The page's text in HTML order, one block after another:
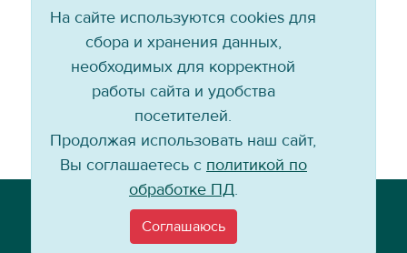
Email:info@baikal-energy.ru
На сайте используются cookies для
сбора и хранения данных,
необходимых для корректной
работы сайта и удобства
посетителей.
Продолжая использовать наш сайт,
Вы соглашаетесь с политикой по
обработке ПД.
Соглашаюсь